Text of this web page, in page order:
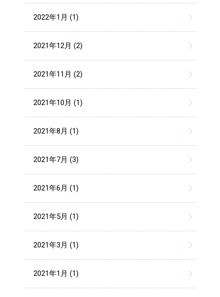
2022年1月 (1)
2021年12月 (2)
2021年11月 (2)
2021年10月 (1)
2021年8月 (1)
2021年7月 (3)
2021年6月 (1)
2021年5月 (1)
2021年3月 (1)
2021年1月 (1)